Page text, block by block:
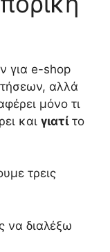
για e-shop
αλλά
μόνο τι
και γιατίτο
τρεις
να διαλέξω